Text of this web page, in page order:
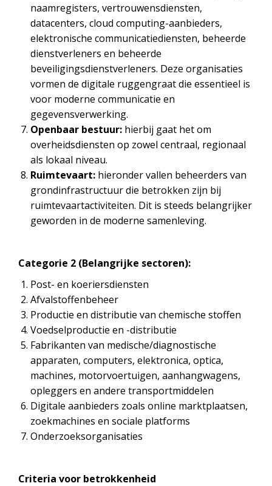
naamregisters, vertrouwensdiensten,
datacenters, cloud computing-aanbieders,
elektronische communicatiediensten, beheerde
dienstverleners en beheerde
beveiligingsdienstverleners. Deze organisaties
vormen de digitale ruggengraat die essentieel is
voor moderne communicatie en
gegevensverwerking.
Openbaar bestuur: hierbij gaat het om
overheidsdiensten op zowel centraal, regionaal
als lokaal niveau.
Ruimtevaart: hieronder vallen beheerders van
grondinfrastructuur die betrokken zijn bij
ruimtevaartactiviteiten. Dit is steeds belangrijker
geworden in de moderne samenleving.
Categorie 2 (Belangrijke sectoren):
Post- en koeriersdiensten
Afvalstoffenbeheer
Productie en distributie van chemische stoffen
Voedselproductie en -distributie
Fabrikanten van medische/diagnostische
apparaten, computers, elektronica, optica,
machines, motorvoertuigen, aanhangwagens,
opleggers en andere transportmiddelen
Digitale aanbieders zoals online marktplaatsen,
zoekmachines en sociale platforms
Onderzoeksorganisaties
Criteria voor betrokkenheid